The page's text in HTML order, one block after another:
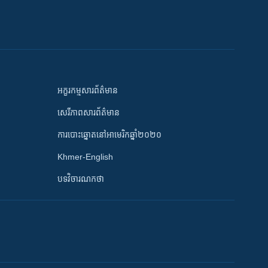
អក្ខរកម្មសារព័ត៌មាន
សេរីភាពសារព័ត៌មាន
ការបោះឆ្នោតនៅអាមេរិកឆ្នាំ២០២០
Khmer-English
បទវិចារណកថា